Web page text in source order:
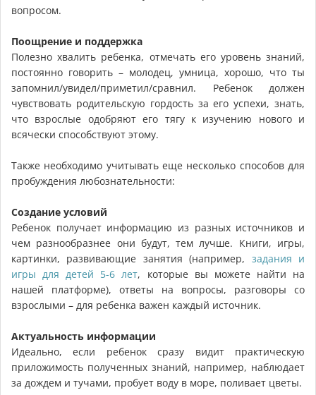
вопросом.
Поощрение и поддержка
Полезно хвалить ребенка, отмечать его уровень знаний,
постоянно говорить – молодец, умница, хорошо, что ты
запомнил/увидел/приметил/сравнил. Ребенок должен
чувствовать родительскую гордость за его успехи, знать,
что взрослые одобряют его тягу к изучению нового и
всячески способствуют этому.
Также необходимо учитывать еще несколько способов для
пробуждения любознательности:
Создание условий
Ребенок получает информацию из разных источников и
чем разнообразнее они будут, тем лучше. Книги, игры,
картинки, развивающие занятия (например, задания и
игры для детей 5-6 лет, которые вы можете найти на
нашей платформе), ответы на вопросы, разговоры со
взрослыми – для ребенка важен каждый источник.
Актуальность информации
Идеально, если ребенок сразу видит практическую
приложимость полученных знаний, например, наблюдает
за дождем и тучами, пробует воду в море, поливает цветы.